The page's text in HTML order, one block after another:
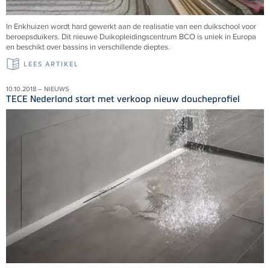
In Enkhuizen wordt hard gewerkt aan de realisatie van een duikschool voor
beroepsduikers. Dit nieuwe Duikopleidingscentrum BCO is uniek in Europa
en beschikt over bassins in verschillende dieptes.
LEES ARTIKEL
10.10.2018 – NIEUWS
TECE Nederland start met verkoop nieuw doucheprofiel